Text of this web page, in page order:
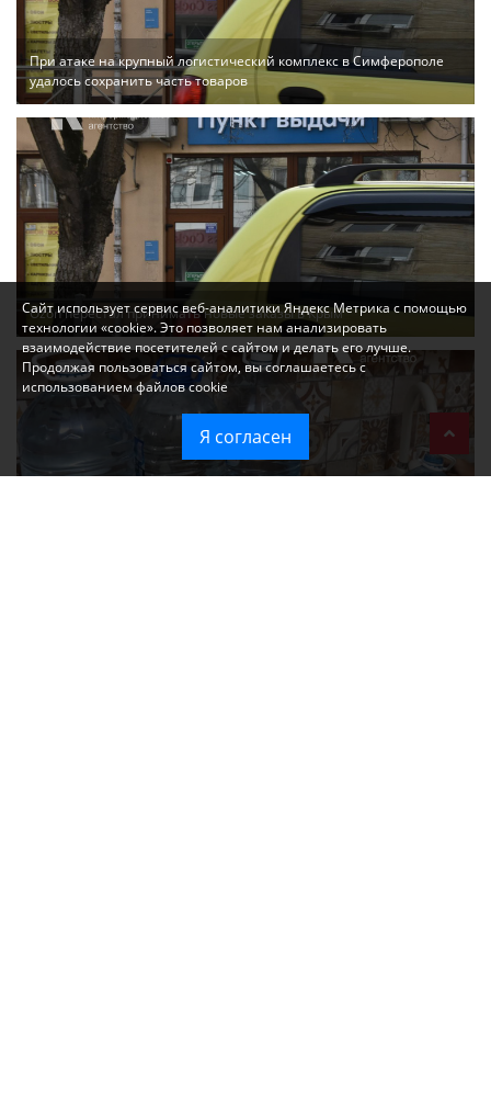
При атаке на крупный логистический комплекс в Симферополе
удалось сохранить часть товаров
Ozon перестал принимать новые заказы в Крым
Сайт использует сервис веб-аналитики Яндекс Метрика с помощью
технологии «cookie». Это позволяет нам анализировать
взаимодействие посетителей с сайтом и делать его лучше.
Продолжая пользоваться сайтом, вы соглашаетесь с
использованием файлов cookie
Я согласен